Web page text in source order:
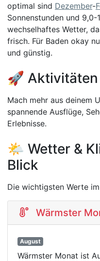
optimal sind Dezember-
Sonnenstunden und
wechselhaftes Wetter,
frisch. Für Baden okay
und günstig.
🚀
Mach mehr aus deinem
spannende Ausflüge,
Erlebnisse.
🌤️ Wetter &
Blick
Die wichtigsten Werte
Wärmster
August
Wärmster Monat ist